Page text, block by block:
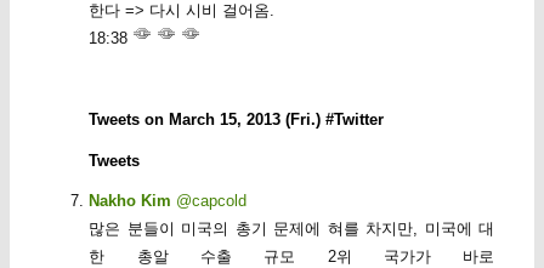
한다 => 다시 시비 걸어옴.
18:38
Tweets on March 15, 2013 (Fri.) #Twitter
Tweets
Nakho Kim @capcold
많은 분들이 미국의 총기 문제에 혀를 차지만, 미국에 대
한 총알 수출 규모 2위 국가가 바로